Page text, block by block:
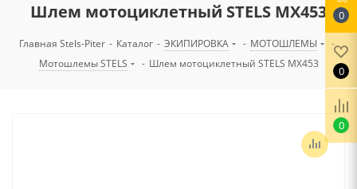
Шлем мотоциклетный STELS MX453
Главная Stels-Piter - Каталог - ЭКИПИРОВКА - МОТОШЛЕМЫ
-
Мотошлемы STELS
- Шлем мотоциклетный STELS MX453
0
0
0